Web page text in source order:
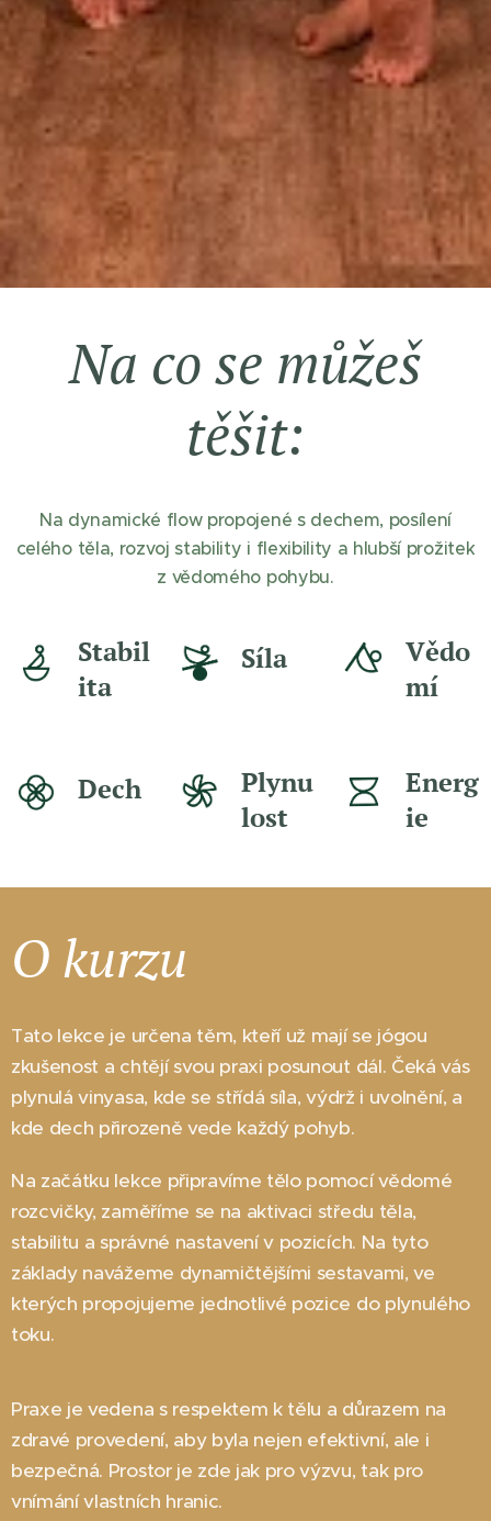
Na co se můžeš
těšit:
Na dynamické flow propojené s dechem, posílení
celého těla, rozvoj stability i flexibility a hlubší prožitek
z vědomého pohybu.
Stabil
ita
Síla
Vědo
mí
Dech
Plynu
lost
Energ
ie
O kurzu
Tato lekce je určena těm, kteří už mají se jógou
zkušenost a chtějí svou praxi posunout dál. Čeká vás
plynulá vinyasa, kde se střídá síla, výdrž i uvolnění, a
kde dech přirozeně vede každý pohyb.
Na začátku lekce připravíme tělo pomocí vědomé
rozcvičky, zaměříme se na aktivaci středu těla,
stabilitu a správné nastavení v pozicích. Na tyto
základy navážeme dynamičtějšími sestavami, ve
kterých propojujeme jednotlivé pozice do plynulého
toku.
Praxe je vedena s respektem k tělu a důrazem na
zdravé provedení, aby byla nejen efektivní, ale i
bezpečná. Prostor je zde jak pro výzvu, tak pro
vnímání vlastních hranic.